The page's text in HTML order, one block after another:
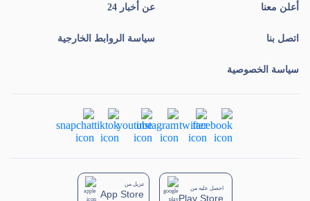
أعلن معنا عن أخبار 24
اتصل بنا سياسة الروابط الخارجية
سياسة الخصوصية
تنزيل من
App Store
احصل عليه من
Play Store